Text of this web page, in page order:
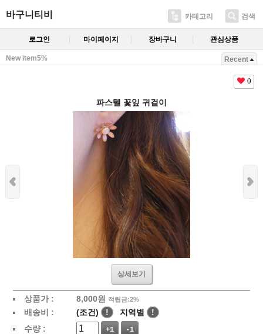
바구니티비 카테고리 검색
로그인 마이페이지 장바구니 관심상품
New item5% Recent
0
파스텔 꽃잎 귀걸이
상세보기
상품가 : 8,000원 적립금:2%
배송비 : (조건) ! 지역별
!
수량 :
+1 -1